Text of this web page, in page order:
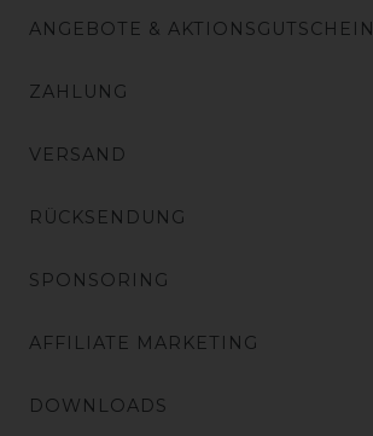
ANGEBOTE &
ZAHLUNG
VERSAND
RÜCKSENDUNG
SPONSORING
AFFILIATE MARKETING
DOWNLOADS